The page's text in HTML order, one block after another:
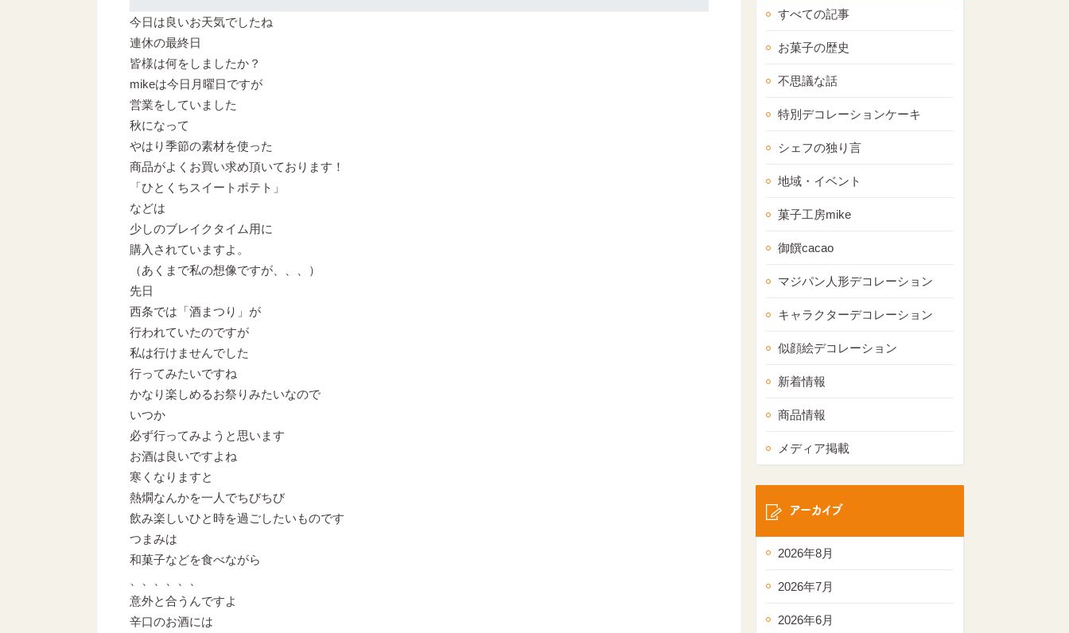
今日は良いお天気でしたね
連休の最終日
皆様は何をしましたか？
mikeは今日月曜日ですが
営業をしていました
秋になって
やはり季節の素材を使った
商品がよくお買い求め頂いております！
「ひとくちスイートポテト」
などは
少しのブレイクタイム用に
購入されていますよ。
（あくまで私の想像ですが、、、）
先日
西条では「酒まつり」が
行われていたのですが
私は行けませんでした
行ってみたいですね
かなり楽しめるお祭りみたいなので
いつか
必ず行ってみようと思います
お酒は良いですよね
寒くなりますと
熱燗なんかを一人でちびちび
飲み楽しいひと時を過ごしたいものです
つまみは
和菓子などを食べながら
意外と合うんですよ
辛口のお酒には
すべての記事
お菓子の歴史
不思議な話
特別デコレーションケーキ
シェフの独り言
地域・イベント
菓子工房mike
御饌cacao
マジパン人形デコレーション
キャラクターデコレーション
似顔絵デコレーション
新着情報
商品情報
メディア掲載
アーカイブ
2026年8月
2026年7月
2026年6月